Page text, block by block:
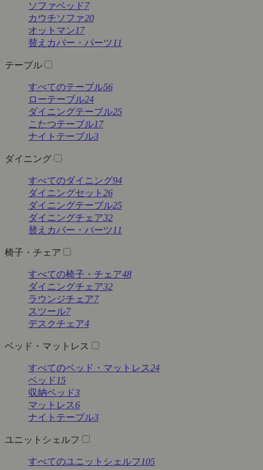
ソファベッド7
カウチソファ20
オットマン17
替えカバー・パーツ 11
テーブル
すべてのテーブル56
ローテーブル24
ダイニングテーブル25
こたつテーブル17
ナイトテーブル3
ダイニング
すべてのダイニング94
ダイニングセット 26
ダイニングテーブル25
ダイニングチェア32
替えカバー・パーツ 11
椅子・チェア
すべての椅子・チェア48
ダイニングチェア32
ラウンジチェア7
スツール7
デスクチェア4
ベッド・マットレス
すべてのベッド・マットレス24
ベッド 15
収納ベッド3
マットレス6
ナイトテーブル3
ユニットシェルフ
すべてのユニットシェルフ 105